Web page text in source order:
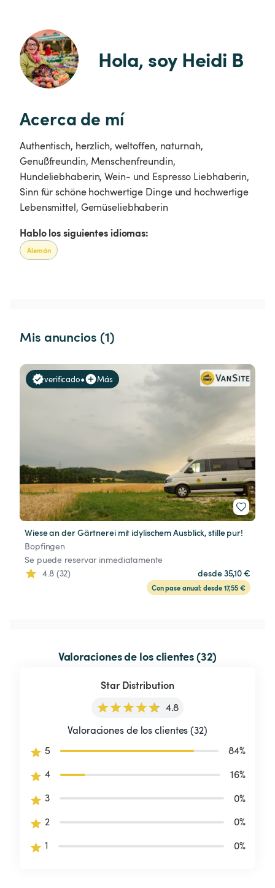
Hola, soy Heidi B
Acerca de mí
Authentisch, herzlich, weltoffen, naturnah,
Genußfreundin, Menschenfreundin,
Hundeliebhaberin, Wein- und Espresso Liebhaberin,
Sinn für schöne hochwertige Dinge und hochwertige
Lebensmittel, Gemüseliebhaberin
Hablo los siguientes idiomas:
Alemán
Mis anuncios (1)
verificado• Más
Wiese an der Gärtnerei mit idylischem Ausblick, stille pur!
Bopfingen
Se puede reservar inmediatamente
4.8 (32)
desde 35,10 €
Con pase anual: desde 17,55 €
Valoraciones de los clientes (32)
Star Distribution
4.8
Valoraciones de los clientes (32)
5
84%
4
16%
3
0%
2
0%
1
0%